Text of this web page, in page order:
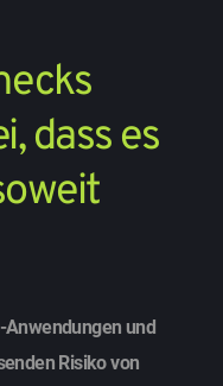
dass es
Anwendungen und
Risiko von